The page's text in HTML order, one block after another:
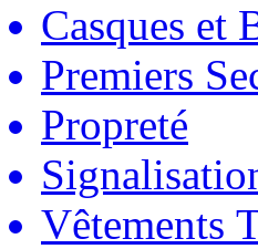
Casques et
Premiers
Propreté
Vêtements